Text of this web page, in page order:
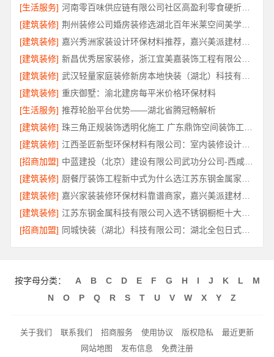
[生活服务]
河南零百味供应链有限公司社区高盈利零食硬折扣全域盈利
[建筑装修]
荆州装修公司婚房装修选湖北百年米莱空间美学装饰材料有限公司
[建筑装修]
嘉兴秀洲家装设计环保材料推荐，嘉兴美派建材科技靠谱
[建筑装修]
新昌优秀居家装修，浙江宜美嘉装饰工程有限公司匠心品质
[建筑装修]
[建筑装修] 重庆御墅：渝北建房每平米价格环保材料
[生活服务] 推荐轮胎平台优势——湖北省腾冠畅解析
[建筑装修]
[建筑装修]
江西圣匠新型环保材料有限公司：室内装修设计与施工专家
[招商加盟]
中蓝建投（北京）建设有限公司武功分公司-西咸新区全包报价
[建筑装修]
[建筑装修]
嘉兴家装装修环保材料靠谱商家，嘉兴美派建材品质保障
[建筑装修]
江苏东钢金属科技有限公司入选不锈钢橱柜十大品牌
[招商加盟]
同城快装（湖北）科技有限公司：湖北全包日式原木风快速装修
按字母分类： A B C D E F G H I J K L
M
N
O P Q R S T U V W X Y Z
关于我们 联系我们 招商服务 使用协议 版权隐私
最近更新
网站地图
发布信息 免费注册